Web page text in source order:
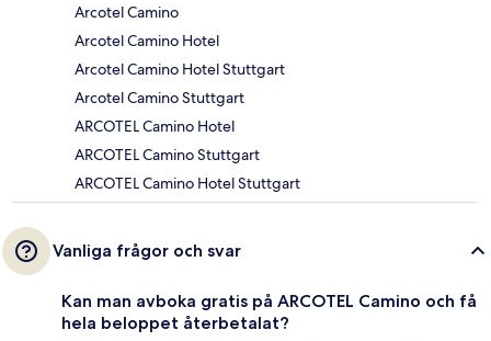
Arcotel Camino
Arcotel Camino Hotel
Arcotel Camino Hotel Stuttgart
Arcotel Camino Stuttgart
ARCOTEL Camino Hotel
ARCOTEL Camino Stuttgart
ARCOTEL Camino Hotel Stuttgart
Vanliga frågor och svar
Kan man avboka gratis på ARCOTEL Camino och få
hela beloppet återbetalat?